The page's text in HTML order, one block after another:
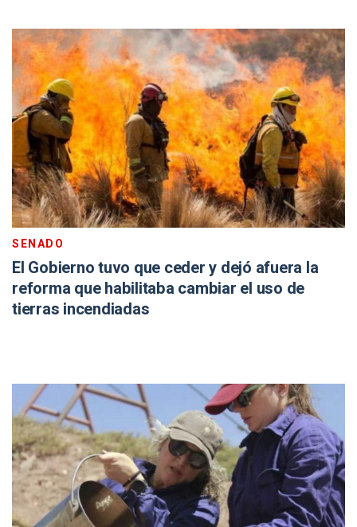
SENADO
El Gobierno tuvo que ceder y dejó afuera la
reforma que habilitaba cambiar el uso de
tierras incendiadas